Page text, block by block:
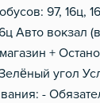
97, 16ц,
Авто вокзал
+
угол
-